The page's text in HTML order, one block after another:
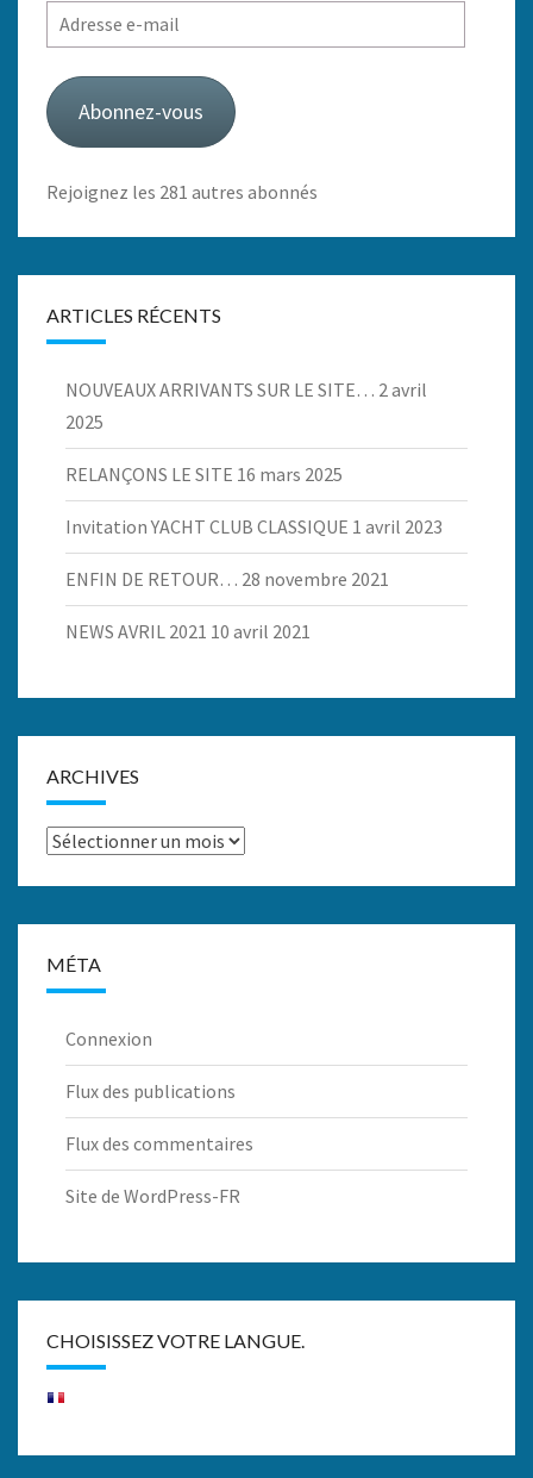
Adresse
e-
mail
Abonnez-vous
Rejoignez les 281 autres abonnés
ARTICLES RÉCENTS
NOUVEAUX ARRIVANTS SUR LE SITE… 2 avril
2025
RELANÇONS LE SITE 16 mars 2025
Invitation YACHT CLUB CLASSIQUE 1 avril 2023
ENFIN DE RETOUR… 28 novembre 2021
NEWS AVRIL 2021 10 avril 2021
ARCHIVES
Archives
MÉTA
Connexion
Flux des publications
Flux des commentaires
Site de WordPress-FR
CHOISISSEZ VOTRE LANGUE.